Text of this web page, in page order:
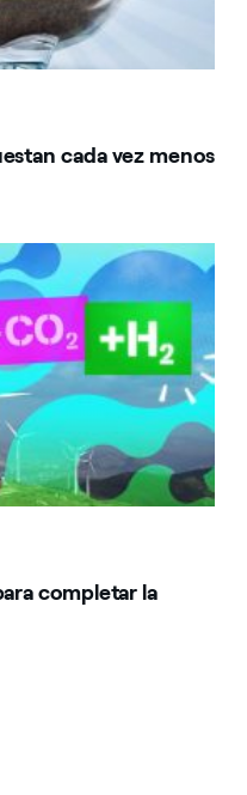
cada vez menos
completar la